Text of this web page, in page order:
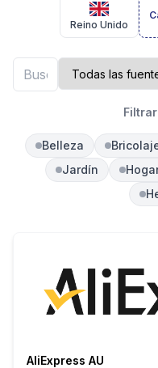
Reino Unido
Belleza
Jardín
AliExpress AU